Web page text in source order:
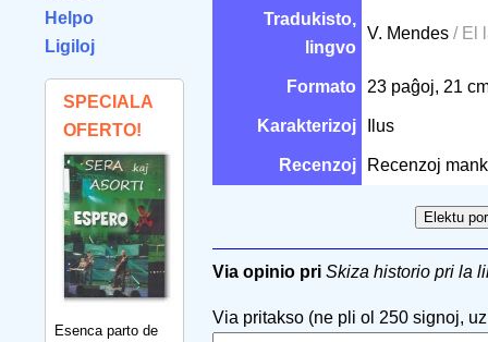
Helpo
Ligiloj
SPECIALA
OFERTO!
Esenca parto de
Tradukisto,
lingvo
V. Mendes / El
Formato 23 paĝoj, 21
Karakterizoj Ilus
Recenzoj Recenzoj
Via opinio pri Skiza historio pri la
Via pritakso (ne pli ol 250 signoj,